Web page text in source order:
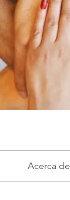
Acerca de